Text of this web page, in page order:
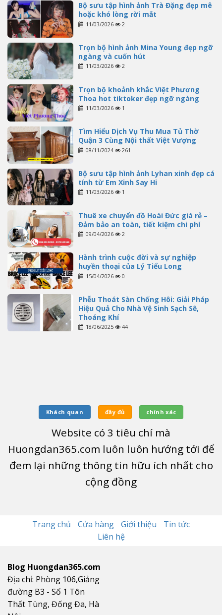
Bộ sưu tập hình ảnh Trà Đặng đẹp mê
hoặc khó lòng rời mắt
11/03/2026 2
Trọn bộ hình ảnh Mina Young đẹp ngỡ
ngàng và cuốn hút
11/03/2026 2
Trọn bộ khoảnh khắc Việt Phương
Thoa hot tiktoker đẹp ngỡ ngàng
11/03/2026 1
Tìm Hiểu Dịch Vụ Thu Mua Tủ Thờ
Quận 3 Cùng Nội thất Việt Vượng
08/11/2024 261
Bộ sưu tập hình ảnh Lyhan xinh đẹp cá
tính từ Em Xinh Say Hi
11/03/2026 1
Thuê xe chuyển đồ Hoài Đức giá rẻ –
Đảm bảo an toàn, tiết kiệm chi phí
09/04/2026 2
Hành trình cuộc đời và sự nghiệp
huyền thoại của Lý Tiểu Long
15/04/2026 0
Phễu Thoát Sàn Chống Hôi: Giải Pháp
Hiệu Quả Cho Nhà Vệ Sinh Sạch Sẽ,
Thoáng Khí
18/06/2025 44
Khách quan đầy đủ chính xác
Website có 3 tiêu chí mà
Huongdan365.com luôn luôn hướng tới để
đem lại những thông tin hữu ích nhất cho
cộng đồng
Trang chủ Cửa hàng Giới thiệu
Tin tức
Liên hệ
Blog Huongdan365.com
Địa chỉ: Phòng 106,Giảng
đường B3 - Số 1 Tôn
Thất Tùng, Đống Đa, Hà